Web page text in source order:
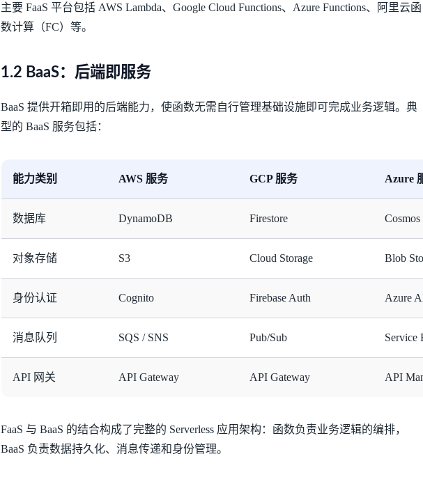
主要 FaaS 平台包括 AWS Lambda、Google Cloud Functions、Azure Functions、阿里云函
数计算（FC）等。
1.2 BaaS：后端即服务
BaaS 提供开箱即用的后端能力，使函数无需自行管理基础设施即可完成业务逻辑。典
型的 BaaS 服务包括：
能力类别 AWS 服务 GCP 服务 Azure
数据库 DynamoDB Firestore
对象存储 S3 Cloud Storage Blob
身份认证 Cognito Firebase Auth Azure
消息队列 SQS / SNS Pub/Sub Service
API 网关 API Gateway API Gateway API
FaaS 与 BaaS 的结合构成了完整的 Serverless 应用架构：函数负责业务逻辑的编排，
BaaS 负责数据持久化、消息传递和身份管理。